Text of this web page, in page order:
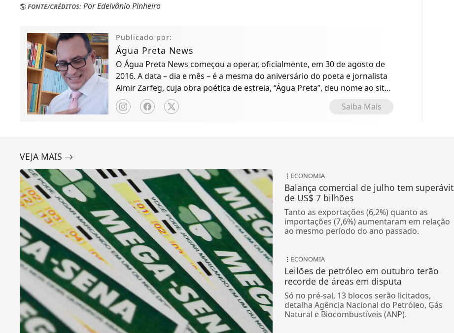
FONTE/CRÉDITOS: Por Edelvânio Pinheiro
Publicado por:
Água Preta News
O Água Preta News começou a operar, oficialmente, em 30 de agosto de
2016. A data – dia e mês – é a mesma do aniversário do poeta e jornalista
Almir Zarfeg, cuja obra poética de estreia, “Água Preta”, deu nome ao site
de notícias e entretenimento.
Saiba Mais
VEJA MAIS
ECONOMIA
Balança comercial de julho tem superávit
de US$ 7 bilhões
Tanto as exportações (6,2%) quanto as
importações (7,6%) aumentaram em relação
ao mesmo período do ano passado.
ECONOMIA
Leilões de petróleo em outubro terão
recorde de áreas em disputa
Só no pré-sal, 13 blocos serão licitados,
detalha Agência Nacional do Petróleo, Gás
Natural e Biocombustíveis (ANP).